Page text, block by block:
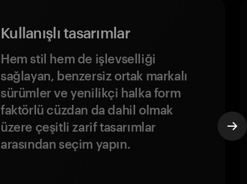
Kullanışlı tasarımlar
Hem stil hem de işlevselliği
sağlayan, benzersiz ortak markalı
sürümler ve yenilikçi halka form
faktörlü cüzdan da dahil olmak
üzere çeşitli zarif tasarımlar
arasından seçim yapın.